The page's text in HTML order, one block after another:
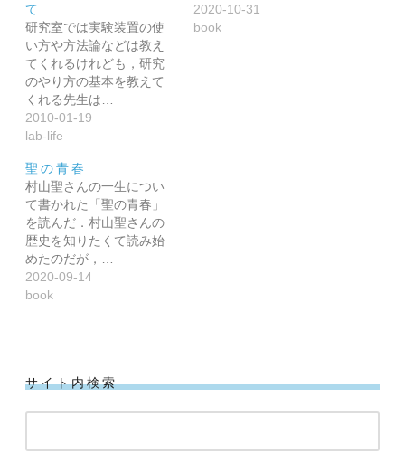
て
研究室では実験装置の使
い方や方法論などは教え
てくれるけれども，研究
のやり方の基本を教えて
くれる先生は…
2010-01-19
lab-life
2020-10-31
book
聖の青春
村山聖さんの一生につい
て書かれた「聖の青春」
を読んだ．村山聖さんの
歴史を知りたくて読み始
めたのだが，…
2020-09-14
book
サイト内検索